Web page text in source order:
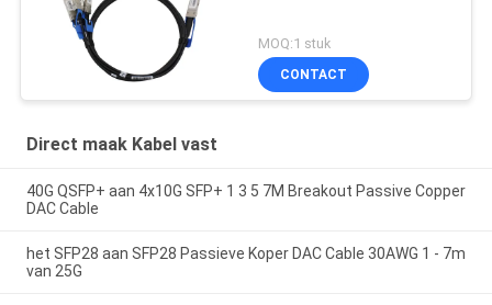
MOQ:1 stuk
CONTACT
Direct maak Kabel vast
40G QSFP+ aan 4x10G SFP+ 1 3 5 7M Breakout Passive Copper
DAC Cable
het SFP28 aan SFP28 Passieve Koper DAC Cable 30AWG 1 - 7m
van 25G